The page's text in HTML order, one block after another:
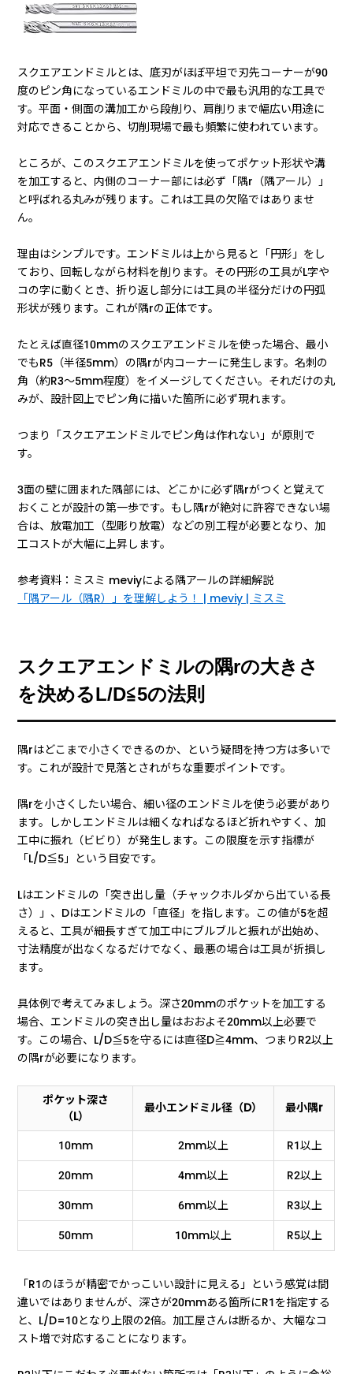
スクエアエンドミルとは、底刃がほぼ平坦で刃先コーナーが90
度のピン角になっているエンドミルの中で最も汎用的な工具で
す。平面・側面の溝加工から段削り、肩削りまで幅広い用途に
対応できることから、切削現場で最も頻繁に使われています。
ところが、このスクエアエンドミルを使ってポケット形状や溝
を加工すると、内側のコーナー部には必ず「隅r（隅アール）」
と呼ばれる丸みが残ります。これは工具の欠陥ではありませ
ん。
理由はシンプルです。エンドミルは上から見ると「円形」をし
ており、回転しながら材料を削ります。その円形の工具がL字や
コの字に動くとき、折り返し部分には工具の半径分だけの円弧
形状が残ります。これが隅rの正体です。
たとえば直径10mmのスクエアエンドミルを使った場合、最小
でもR5（半径5mm）の隅rが内コーナーに発生します。名刺の
角（約R3〜5mm程度）をイメージしてください。それだけの丸
みが、設計図上でピン角に描いた箇所に必ず現れます。
つまり「スクエアエンドミルでピン角は作れない」が原則で
す。
3面の壁に囲まれた隅部には、どこかに必ず隅rがつくと覚えて
おくことが設計の第一歩です。もし隅rが絶対に許容できない場
合は、放電加工（型彫り放電）などの別工程が必要となり、加
工コストが大幅に上昇します。
参考資料：ミスミ meviyによる隅アールの詳細解説
「隅アール（隅R）」を理解しよう！ | meviy | ミスミ
スクエアエンドミルの隅rの大きさ
を決めるL/D≦5の法則
隅rはどこまで小さくできるのか、という疑問を持つ方は多いで
す。これが設計で見落とされがちな重要ポイントです。
隅rを小さくしたい場合、細い径のエンドミルを使う必要があり
ます。しかしエンドミルは細くなればなるほど折れやすく、加
工中に振れ（ビビり）が発生します。この限度を示す指標が
「L/D≦5」という目安です。
Lはエンドミルの「突き出し量（チャックホルダから出ている長
さ）」、Dはエンドミルの「直径」を指します。この値が5を超
えると、工具が細長すぎて加工中にブルブルと振れが出始め、
寸法精度が出なくなるだけでなく、最悪の場合は工具が折損し
ます。
具体例で考えてみましょう。深さ20mmのポケットを加工する
場合、エンドミルの突き出し量はおおよそ20mm以上必要で
す。この場合、L/D≦5を守るには直径D≧4mm、つまりR2以上
の隅rが必要になります。
ポケット深さ
（L）
最小エンドミル径（D） 最小隅r
10mm 2mm以上
R1以上
20mm
4mm以上
R2以上
30mm
6mm以上
R3以上
50mm
10mm以上 R5以上
「R1のほうが精密でかっこいい設計に見える」という感覚は間
違いではありませんが、深さが20mmある箇所にR1を指定する
と、L/D=10となり上限の2倍。加工屋さんは断るか、大幅なコ
スト増で対応することになります。